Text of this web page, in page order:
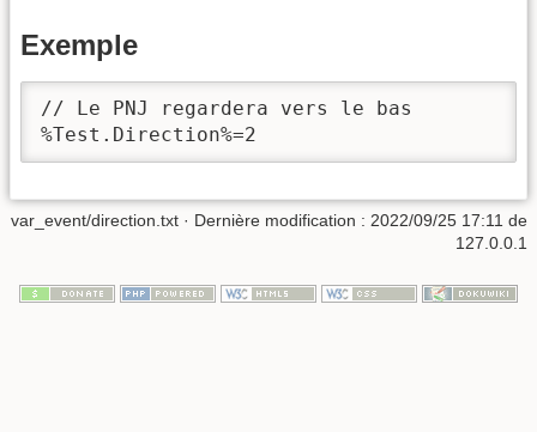
Exemple
// Le PNJ regardera vers le bas
%Test.Direction%=2
var_event/direction.txt · Dernière modification : 2022/09/25 17:11 de
127.0.0.1